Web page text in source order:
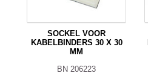
SOCKEL VOOR
KABELBINDERS 30 X 30
MM
BN 206223